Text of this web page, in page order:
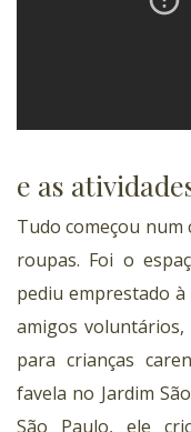
e as
Tudo começou num
roupas. Foi o
pediu emprestado
amigos voluntários,
para crianças
favela no Jardim
São Paulo, ele